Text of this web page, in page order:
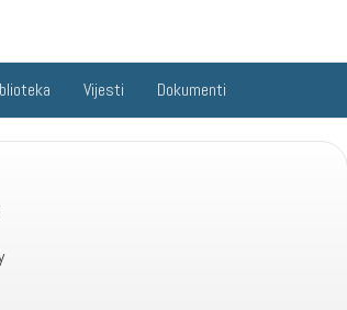
Vijesti Dokumenti